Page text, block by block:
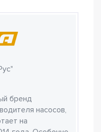
бренд
насосов,
на